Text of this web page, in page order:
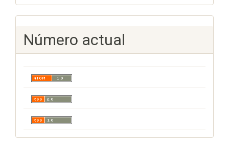
Número actual